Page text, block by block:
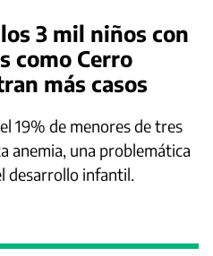
3 mil niños con
como Cerro
más casos
19% de menores de tres
anemia, una problemática
desarrollo infantil.